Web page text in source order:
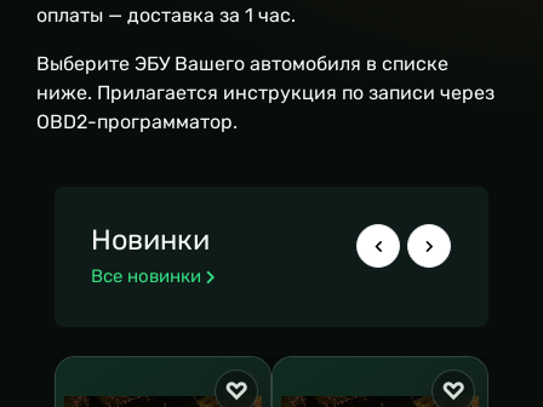
оплаты — доставка за 1 час.
Выберите ЭБУ Вашего автомобиля в списке
ниже. Прилагается инструкция по записи через
OBD2-программатор.
Новинки
Все новинки